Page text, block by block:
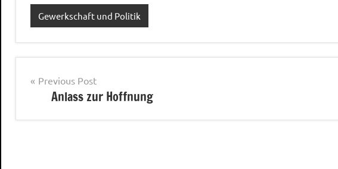
Gewerkschaft und Politik
Post
navigation
Previous Post
Anlass zur Hoffnung